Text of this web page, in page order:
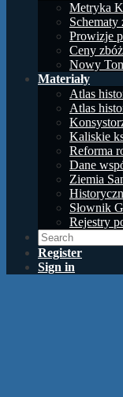
Metryka
Prowizje
Ceny
Nowy
Materiały
Atlas
Atlas
Kaliskie
Reforma
Dane
Ziemia
Słownik
Rejestry
Register
Sign in